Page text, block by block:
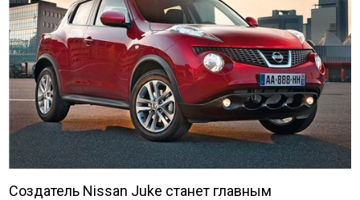
Создатель Nissan Juke станет главным